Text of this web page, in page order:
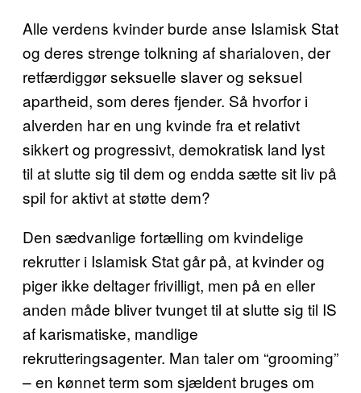
Alle verdens kvinder burde anse Islamisk Stat
og deres strenge tolkning af sharialoven, der
retfærdiggør seksuelle slaver og seksuel
apartheid, som deres fjender. Så hvorfor i
alverden har en ung kvinde fra et relativt
sikkert og progressivt, demokratisk land lyst
til at slutte sig til dem og endda sætte sit liv på
spil for aktivt at støtte dem?
Den sædvanlige fortælling om kvindelige
rekrutter i Islamisk Stat går på, at kvinder og
piger ikke deltager frivilligt, men på en eller
anden måde bliver tvunget til at slutte sig til IS
af karismatiske, mandlige
rekrutteringsagenter. Man taler om “grooming”
– en kønnet term som sjældent bruges om